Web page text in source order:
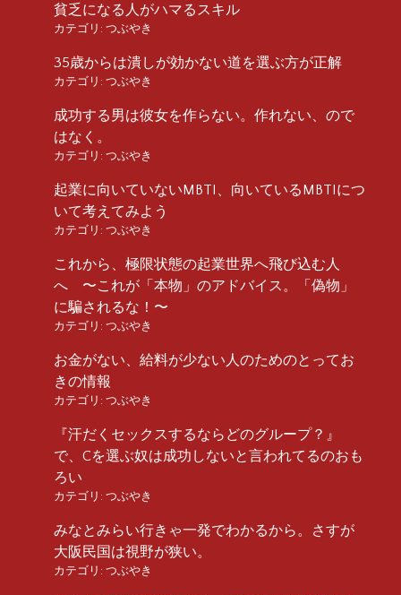
貧乏になる人がハマるスキル
カテゴリ: つぶやき
35歳からは潰しが効かない道を選ぶ方が正解
カテゴリ: つぶやき
成功する男は彼女を作らない。作れない、ので
はなく。
カテゴリ: つぶやき
起業に向いていないMBTI、向いているMBTIにつ
いて考えてみよう
カテゴリ: つぶやき
これから、極限状態の起業世界へ飛び込む人
へ 〜これが「本物」のアドバイス。「偽物」
に騙されるな！〜
カテゴリ: つぶやき
お金がない、給料が少ない人のためのとってお
きの情報
カテゴリ: つぶやき
『汗だくセックスするならどのグループ？』
で、Cを選ぶ奴は成功しないと言われてるのおも
ろい
カテゴリ: つぶやき
みなとみらい行きゃ一発でわかるから。さすが
大阪民国は視野が狭い。
カテゴリ: つぶやき